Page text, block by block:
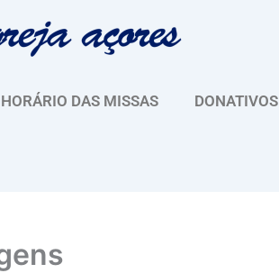
HORÁRIO DAS MISSAS DONATIVOS